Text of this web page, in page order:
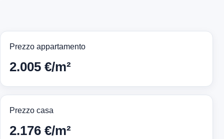
Prezzo appartamento
2.005 €/m²
Prezzo casa
2.176 €/m²